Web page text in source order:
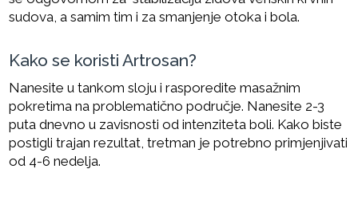
sudova, a samim tim i za smanjenje otoka i bola.
Kako se koristi Artrosan?
Nanesite u tankom sloju i rasporedite masažnim
pokretima na problematično područje. Nanesite 2-3
puta dnevno u zavisnosti od intenziteta boli. Kako biste
postigli trajan rezultat, tretman je potrebno primjenjivati
od 4-6 nedelja.